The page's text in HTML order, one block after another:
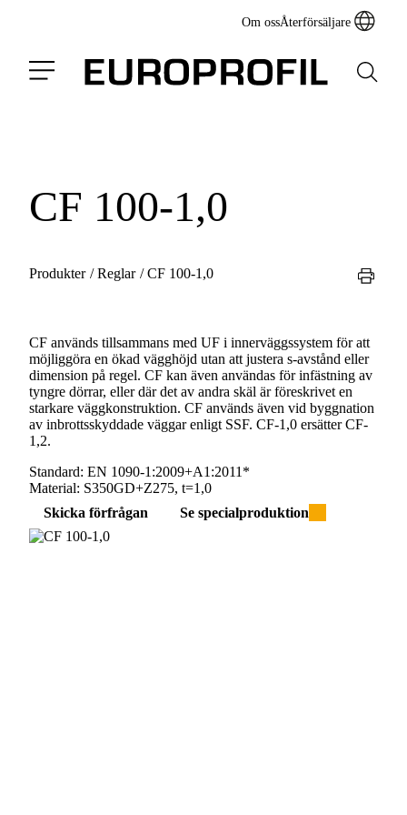
Om ossÅterförsäljare
CF 100-1,0
Produkter /Reglar /CF 100-1,0
CF används tillsammans med UF i innerväggssystem för att
möjliggöra en ökad vägghöjd utan att justera s-avstånd eller
dimension på regel. CF kan även användas för infästning av
tyngre dörrar, eller där det av andra skäl är föreskrivet en
starkare väggkonstruktion. CF används även vid byggnation
av inbrottsskyddade väggar enligt SSF. CF-1,0 ersätter CF-
1,2.
Standard: EN 1090-1:2009+A1:2011*
Material: S350GD+Z275, t=1,0
Skicka förfrågan
Se specialproduktion